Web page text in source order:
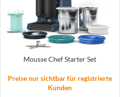
Mousse Chef Starter Set
Preise nur sichtbar für registrierte
Kunden